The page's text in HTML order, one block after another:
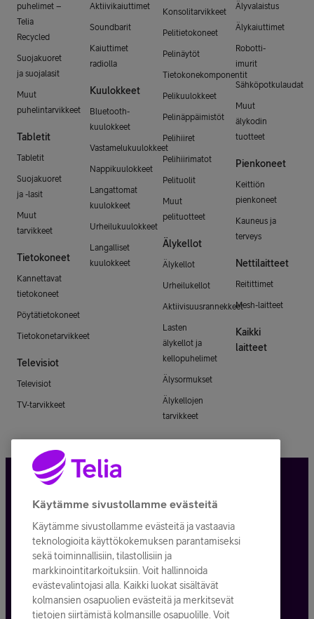
puhelimet –
Telia
Recycled
Suojakuoret
ja suojalasit
Muut
puhelintarvikkeet
Tabletit
Tabletit
Suojakuoret
ja -lasit
Muut
tarvikkeet
Tietokoneet
Kannettavat
tietokoneet
Pöytätietokoneet
Tietokonetarvikkeet
Televisiot
Televisiot
TV-tarvikkeet
Aktiivikaiuttimet
Soundbarit
Kaiuttimet
radiolla
Kuulokkeet
Bluetooth-
kuulokkeet
Vastamelukuulokkeet
Nappikuulokkeet
Langattomat
kuulokkeet
Urheilukuulokkeet
Langalliset
kuulokkeet
Konsolitarvikkeet
Pelitietokoneet
Pelinäytöt
Tietokonekomponentit
Pelikuulokkeet
Pelinäppäimistöt
Pelihiiret
Pelihiirimatot
Pelituolit
Muut
pelituotteet
Älykellot
Älykellot
Urheilukellot
Aktiivisuusrannekkeet
Lasten
älykellot ja
kellopuhelimet
Älysormukset
Älykellojen
tarvikkeet
Älyvalaistus
Älykaiuttimet
Robotti-
imurit
Sähköpotkulaudat
Muut
älykodin
tuotteet
Pienkoneet
Keittiön
pienkoneet
Kauneus ja
terveys
Nettilaitteet
Reitittimet
Mesh-laitteet
Kaikki
laitteet
Tietosuoja ja -turva
Tilauksen peruuttaminen
Käyttöehdot
Evästeiden käyttö
Käytämme sivustollamme evästeitä
Käytämme sivustollamme evästeitä ja vastaavia
teknologioita käyttökokemuksen parantamiseksi
sekä toiminnallisiin, tilastollisiin ja
markkinointitarkoituksiin. Voit hallinnoida
evästevalintojasi alla. Kaikki luokat sisältävät
kolmansien osapuolien evästeitä ja merkitsevät
tietojen siirtämistä kolmansille osapuolille. Voit